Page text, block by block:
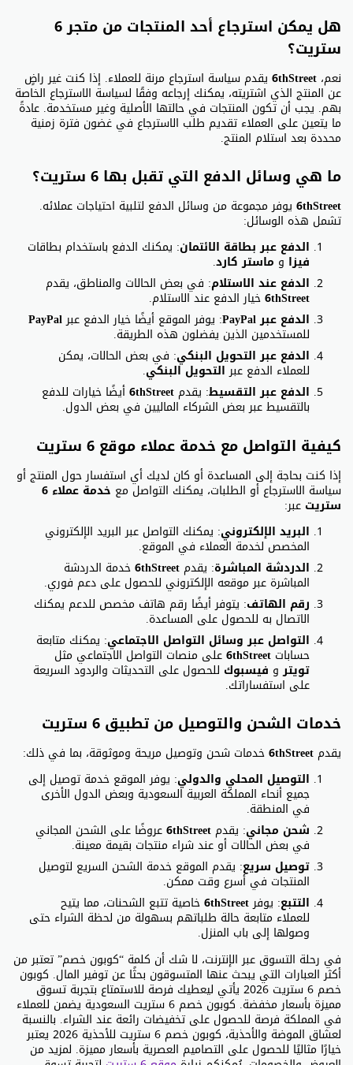
هل يمكن استرجاع أحد المنتجات من متجر 6
ستريت؟
نعم، 6thStreet يقدم سياسة استرجاع مرنة للعملاء. إذا كنت غير راضٍ
عن المنتج الذي اشتريته، يمكنك إرجاعه وفقًا لسياسة الاسترجاع الخاصة
بهم. يجب أن تكون المنتجات في حالتها الأصلية وغير مستخدمة. عادةً
ما يتعين على العملاء تقديم طلب الاسترجاع في غضون فترة زمنية
محددة بعد استلام المنتج.
ما هي وسائل الدفع التي تقبل بها 6 ستريت؟
6thStreet يوفر مجموعة من وسائل الدفع لتلبية احتياجات عملائه.
تشمل هذه الوسائل:
الدفع عبر بطاقة الائتمان: يمكنك الدفع باستخدام بطاقات
فيزا و ماستر كارد.
الدفع عند الاستلام: في بعض الحالات والمناطق، يقدم
6thStreetخيار الدفع عند الاستلام.
الدفع عبر PayPal
: يوفر الموقع أيضًا خيار الدفع عبرPayPal
للمستخدمين الذين يفضلون هذه الطريقة.
الدفع عبر التحويل البنكي: في بعض الحالات، يمكن
للعملاء الدفع عبرالتحويل البنكي.
الدفع عبر التقسيط: يقدم6thStreetأيضًا خيارات للدفع
بالتقسيط عبر بعض الشركاء الماليين في بعض الدول.
كيفية التواصل مع خدمة عملاء موقع 6 ستريت
إذا كنت بحاجة إلى المساعدة أو كان لديك أي استفسار حول المنتج أو
سياسة الاسترجاع أو الطلبات، يمكنك التواصل مع خدمة عملاء 6
ستريت عبر:
البريد الإلكتروني: يمكنك التواصل عبر البريد الإلكتروني
المخصص لخدمة العملاء في الموقع.
الدردشة المباشرة: يقدم6thStreetخدمة الدردشة
المباشرة عبر موقعه الإلكتروني للحصول على دعم فوري.
رقم الهاتف: يتوفر أيضًا رقم هاتف مخصص للدعم يمكنك
الاتصال به للحصول على المساعدة.
التواصل عبر وسائل التواصل الاجتماعي: يمكنك متابعة
حسابات 6thStreetعلى منصات التواصل الاجتماعي مثل
تويترو فيسبوك للحصول على التحديثات والردود السريعة
على استفساراتك.
خدمات الشحن والتوصيل من تطبيق 6 ستريت
يقدم6thStreetخدمات شحن وتوصيل مريحة وموثوقة، بما في ذلك:
التوصيل المحلي والدولي: يوفر الموقع خدمة توصيل إلى
جميع أنحاء المملكة العربية السعودية وبعض الدول الأخرى
في المنطقة.
شحن مجاني: يقدم6thStreetعروضًا على الشحن المجاني
في بعض الحالات أو عند شراء منتجات بقيمة معينة.
توصيل سريع: يقدم الموقع خدمة الشحن السريع لتوصيل
المنتجات في أسرع وقت ممكن.
التتبع: يوفر6thStreetخاصية تتبع الشحنات، مما يتيح
للعملاء متابعة حالة طلباتهم بسهولة من لحظة الشراء حتى
وصولها إلى باب المنزل.
في رحلة التسوق عبر الإنترنت، لا شك أن كلمة “كوبون خصم” تعتبر من
أكثر العبارات التي يبحث عنها المتسوقون بحثًا عن توفير المال. كوبون
خصم 6 ستريت 2026 يأتي ليعطيك فرصة للاستمتاع بتجربة تسوق
مميزة بأسعار مخفضة. كوبون خصم 6 ستريت السعودية يضمن للعملاء
في المملكة فرصة للحصول على تخفيضات رائعة عند الشراء. بالنسبة
لعشاق الموضة والأحذية، كوبون خصم 6 ستريت للأحذية 2026 يعتبر
خيارًا مثاليًا للحصول على التصاميم العصرية بأسعار مميزة. لمزيد من